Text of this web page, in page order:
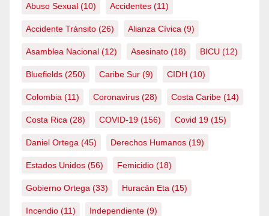
Abuso Sexual (10) Accidentes (11)
Accidente Tránsito (26) Alianza Cívica (9)
Asamblea Nacional (12) Asesinato (18) BICU (12)
Bluefields (250) Caribe Sur (9) CIDH (10)
Colombia (11) Coronavirus (28) Costa Caribe (14)
Costa Rica (28) COVID-19 (156) Covid 19 (15)
Daniel Ortega (45) Derechos Humanos (19)
Estados Unidos (56) Femicidio (18)
Gobierno Ortega (33) Huracán Eta (15)
Incendio (11) Independiente (9)